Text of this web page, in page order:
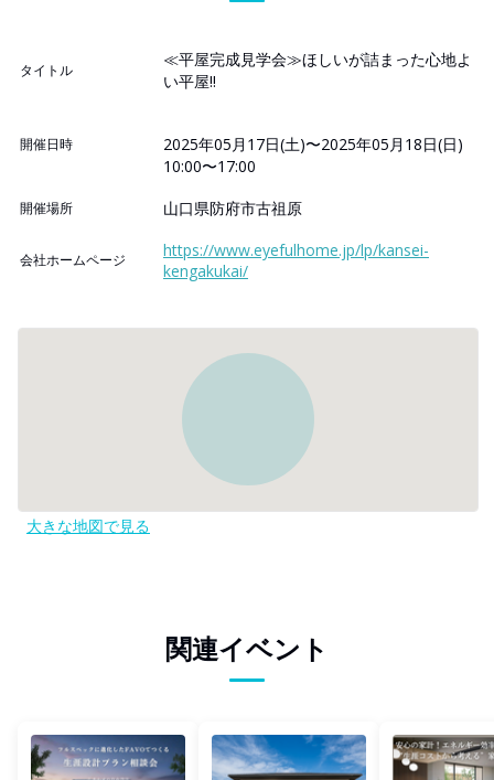
タイトル
≪平屋完成見学会≫ほしいが詰まった心地よ
い平屋!!
開催日時
2025年05月17日(土)〜2025年05月18日(日)
10:00〜17:00
開催場所 山口県防府市古祖原
会社ホームページ
https://www.eyefulhome.jp/lp/kansei-
kengakukai/
大きな地図で見る
関連イベント